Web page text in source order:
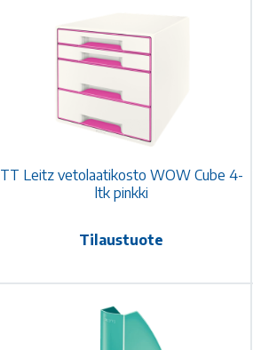
TT Leitz vetolaatikosto WOW Cube 4-
ltk pinkki
Tilaustuote